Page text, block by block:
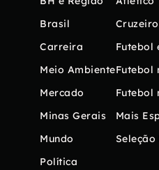
Brasil
Carreira
Meio Ambiente
Mercado
Minas Gerais
Mundo
Política
Cruzeiro
Futebol
Futebol
Futebol
Mais